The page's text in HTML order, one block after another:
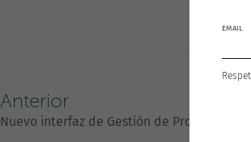
Anterior
Nuevo interfaz de Gestión de Proyectos
EMAIL